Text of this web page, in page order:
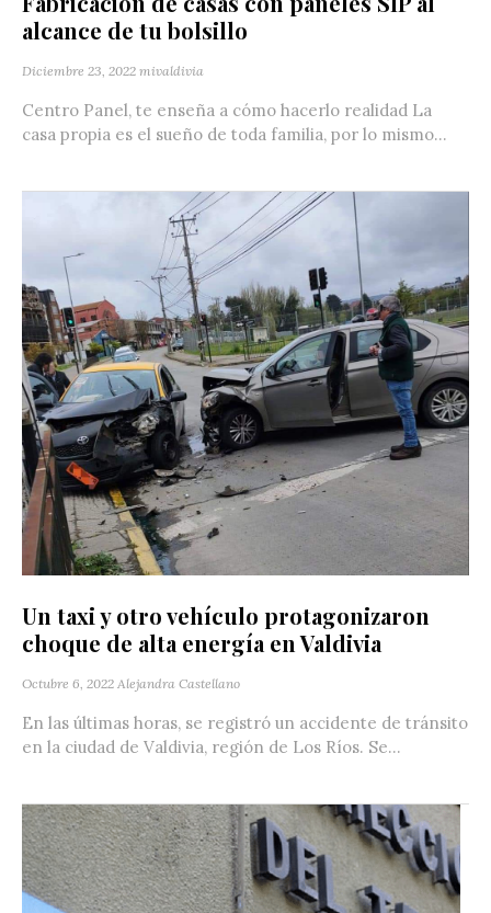
alcance de tu bolsillo
Diciembre 23, 2022 mivaldivia
Centro Panel, te enseña a cómo hacerlo realidad La
casa propia es el sueño de toda familia, por lo mismo...
Un taxi y otro vehículo protagonizaron
choque de alta energía en Valdivia
Octubre 6, 2022 Alejandra Castellano
En las últimas horas, se registró un accidente de tránsito
en la ciudad de Valdivia, región de Los Ríos. Se...